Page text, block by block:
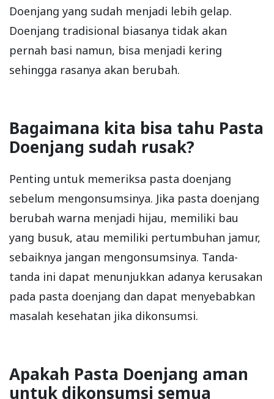
Doenjang yang sudah menjadi lebih gelap.
Doenjang tradisional biasanya tidak akan
pernah basi namun, bisa menjadi kering
sehingga rasanya akan berubah.
Bagaimana kita bisa tahu Pasta
Doenjang sudah rusak?
Penting untuk memeriksa pasta doenjang
sebelum mengonsumsinya. Jika pasta doenjang
berubah warna menjadi hijau, memiliki bau
yang busuk, atau memiliki pertumbuhan jamur,
sebaiknya jangan mengonsumsinya. Tanda-
tanda ini dapat menunjukkan adanya kerusakan
pada pasta doenjang dan dapat menyebabkan
masalah kesehatan jika dikonsumsi.
Apakah Pasta Doenjang aman
untuk dikonsumsi semua